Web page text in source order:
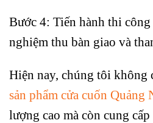
Bước 4: Tiến hành thi công
nghiệm thu bàn giao và
Hiện nay, chúng tôi không
sản phẩm cửa cuốn Quảng
lượng cao mà còn cung